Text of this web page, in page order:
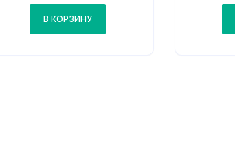
В КОРЗИНУ